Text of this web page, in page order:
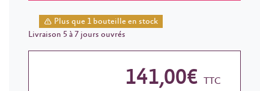
Plus que 1 bouteille en stock
Livraison 5 à 7 jours ouvrés
141,00€ TTC